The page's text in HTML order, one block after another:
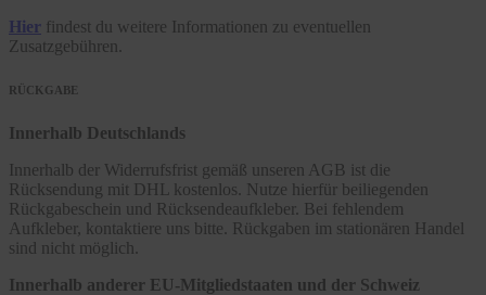
Hier findest du weitere Informationen zu eventuellen
Zusatzgebühren.
RÜCKGABE
Innerhalb Deutschlands
Innerhalb der Widerrufsfrist gemäß unseren AGB ist die
Rücksendung mit DHL kostenlos. Nutze hierfür beiliegenden
Rückgabeschein und Rücksendeaufkleber. Bei fehlendem
Aufkleber, kontaktiere uns bitte. Rückgaben im stationären Handel
sind nicht möglich.
Innerhalb anderer EU-Mitgliedstaaten und der Schweiz